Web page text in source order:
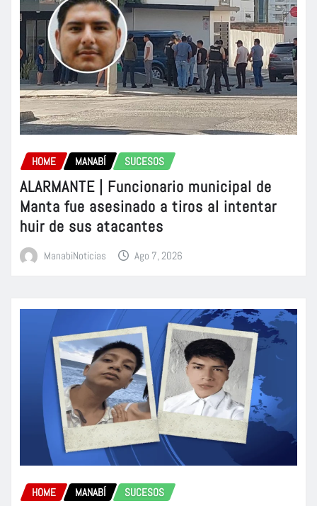
HOME MANABÍ SUCESOS
ALARMANTE | Funcionario municipal de
Manta fue asesinado a tiros al intentar
huir de sus atacantes
ManabiNoticias Ago 7, 2026
HOME MANABÍ SUCESOS